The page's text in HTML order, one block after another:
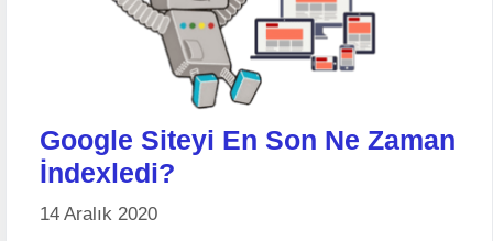
Google Siteyi En Son Ne Zaman
İndexledi?
14 Aralık 2020